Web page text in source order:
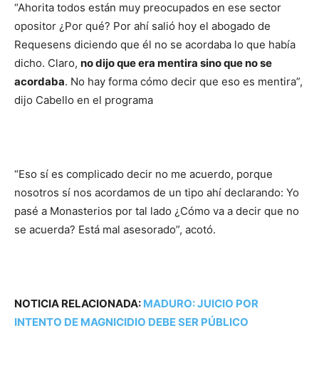
“Ahorita todos están muy preocupados en ese sector
opositor ¿Por qué? Por ahí salió hoy el abogado de
Requesens diciendo que él no se acordaba lo que había
dicho. Claro, no dijo que era mentira sino que no se
acordaba. No hay forma cómo decir que eso es mentira”,
dijo Cabello en el programa
“Eso sí es complicado decir no me acuerdo, porque
nosotros sí nos acordamos de un tipo ahí declarando: Yo
pasé a Monasterios por tal lado ¿Cómo va a decir que no
se acuerda? Está mal asesorado”, acotó.
NOTICIA RELACIONADA: MADURO: JUICIO POR
INTENTO DE MAGNICIDIO DEBE SER PÚBLICO